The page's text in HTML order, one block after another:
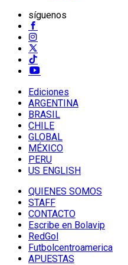
síguenos
Ediciones
ARGENTINA
BRASIL
CHILE
GLOBAL
MÉXICO
PERU
US ENGLISH
QUIENES SOMOS
STAFF
CONTACTO
Escribe en Bolavip
RedGol
Futbolcentroamerica
APUESTAS